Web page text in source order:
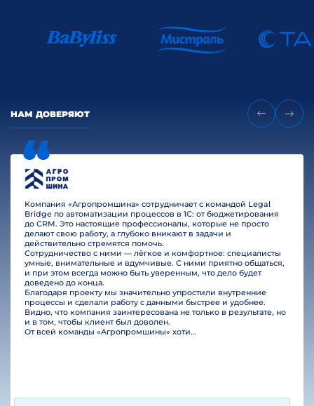
НАМ ДОВЕРЯЮТ
Компания «Агропромшина» сотрудничает с командой Legal
Bridge по автоматизации процессов в 1С: от бюджетирования
до CRM. Это настоящие профессионалы, которые не просто
делают свою работу, а глубоко вникают в задачи и
действительно стремятся помочь.
Сотрудничество с ними — лёгкое и комфортное: специалисты
умные, внимательные и вдумчивые. С ними приятно общаться,
и при этом всегда можно быть уверенным, что дело будет
доведено до конца.
Благодаря проекту мы значительно упростили внутренние
процессы и сделали работу с данными быстрее и удобнее.
Видно, что компания заинтересована не только в результате, но
и в том, чтобы клиент был доволен.
От всей команды «Агропромшины» хотим поблагодарить специалистов Legal Bridge за отличную работу и человеческое отношение.…